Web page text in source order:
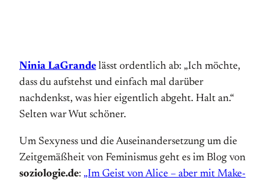
Ninia LaGrande lässt ordentlich ab: „Ich möchte,
dass du aufstehst und einfach mal darüber
nachdenkst, was hier eigentlich abgeht. Halt an.“
Selten war Wut schöner.
Um Sexyness und die Auseinandersetzung um die
Zeitgemäßheit von Feminismus geht es im Blog von
soziologie.de: „Im Geist von Alice – aber mit Make-